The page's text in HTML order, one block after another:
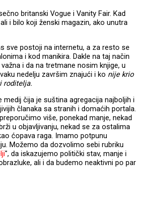
britanski Vogue i Vanity Fair. Kad
i bilo koji ženski magazin, ako unutra
sve postoji na internetu, a za resto se
i kod manikira. Dakle na taj način
i da na tretmane nosim knjige, u
nedelju završim znajući i ko nije krio
roditelja.
medij čija je suština agregacija najboljih i
članaka sa stranih i domaćih portala.
više, ponekad manje, nekad
u objavljivanju, nekad se za ostalima
ćopava raga. Imamo potpunu
Možemo da dozvolimo sebi rubriku
", da iskazujemo politički stav, manje i
ali i da budemo neaktivni po par